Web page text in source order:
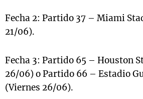
Fecha 2: Partido 37 – Miami
21/06).
Fecha 3: Partido 65 – Houston
26/06) o Partido 66 – Estadio
(Viernes 26/06).